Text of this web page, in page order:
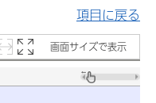
項目に戻る
画面サイズで表示